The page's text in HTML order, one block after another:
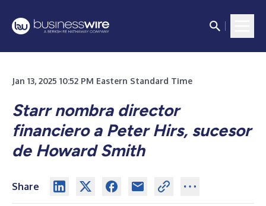
Jan 13, 2025 10:52 PM Eastern Standard Time
Starr nombra director
financiero a Peter Hirs, sucesor
de Howard Smith
Share